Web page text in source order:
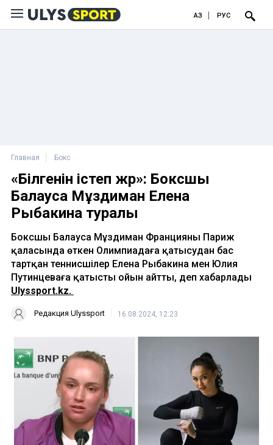
ҚАЗ РУС
Главная Бокс
«Білгенін істеп жүр»: Боксшы
Балауса Мұздиман Елена
Рыбакина туралы
Боксшы Балауса Мұздиман Францияның Париж
қаласында өткен Олимпиадаға қатысудан бас
тартқан теннисшілер Елена Рыбакина мен Юлия
Путинцеваға қатысты ойын айтты, деп хабарлады
Ulyssport.kz.
Редакция Ulyssport 16.08.2024, 12:23